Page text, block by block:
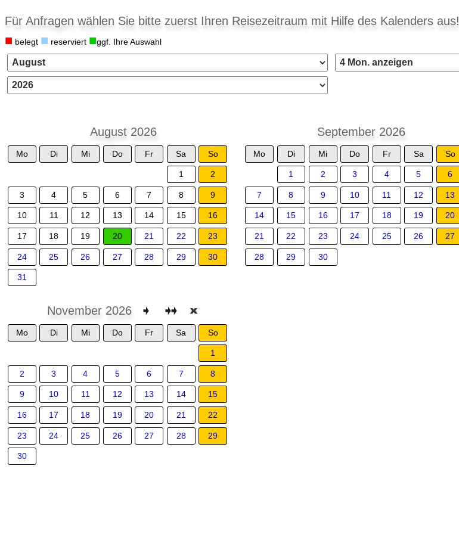
Für Anfragen wählen Sie bitte zuerst Ihren Reisezeitraum mit Hilfe des Kalenders aus!
■ belegt ■ reserviert ■ggf. Ihre Auswahl
August 2026
Mo Di Mi Do Fr Sa So
1 2
3 4 5 6 7 8 9
10 11 12 13 14 15 16
17 18 19 20 21 22 23
24 25 26 27 28 29 30
31
September 2026
Mo Di Mi Do Fr Sa So
1 2 3 4 5 6
7 8 9 10 11 12 13
14 15 16 17 18 19 20
21 22 23 24 25 26 27
28 29 30
November 2026
Mo Di Mi Do Fr Sa So
1
2 3 4 5 6 7 8
9 10 11 12 13 14 15
16 17 18 19 20 21 22
23 24 25 26 27 28 29
30